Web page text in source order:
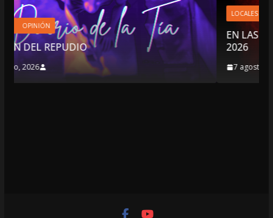
LOCALES OPINIÓN
EN LAS TRIPAS DEL JAGUAR: 07 DE
2026
7 agosto, 2026